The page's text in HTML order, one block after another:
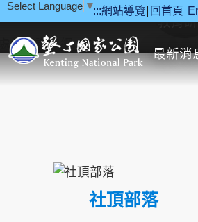
:::網站導覽 回首頁
Select Language ▼
最新消
教育
社頂部落